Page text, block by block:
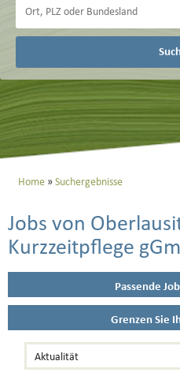
Home Suchergebnisse
Jobs von
Kurzzeitpflege
Passende
Grenzen Sie